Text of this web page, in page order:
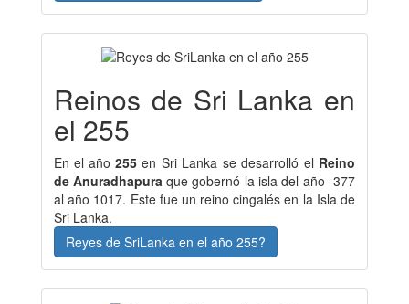
Reinos de Sri Lanka en
el 255
En el año 255 en Sri Lanka se desarrolló el Reino
de Anuradhapura que gobernó la isla del año -377
al año 1017. Este fue un reino cingalés en la Isla de
Sri Lanka.
Reyes de SriLanka en el año 255?